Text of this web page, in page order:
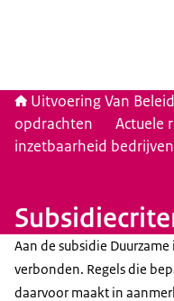
Uitvoering Van Beleid
opdrachten
Actuele
inzetbaarheid
Aan de subsidie
verbonden. Regels die
daarvoor maakt in